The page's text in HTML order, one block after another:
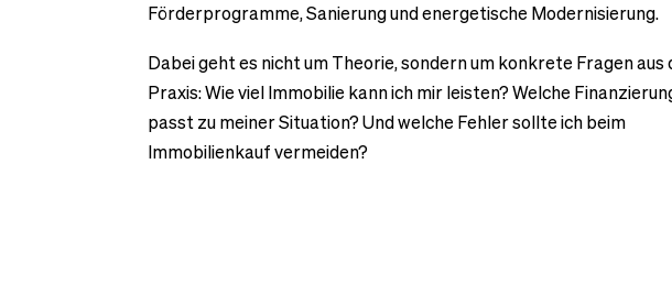
Förderprogramme, Sanierung und energetische Modernisierung.
Dabei geht es nicht um Theorie, sondern um konkrete Fragen aus
Praxis: Wie viel Immobilie kann ich mir leisten? Welche
passt zu meiner Situation? Und welche Fehler sollte ich beim
Immobilienkauf vermeiden?